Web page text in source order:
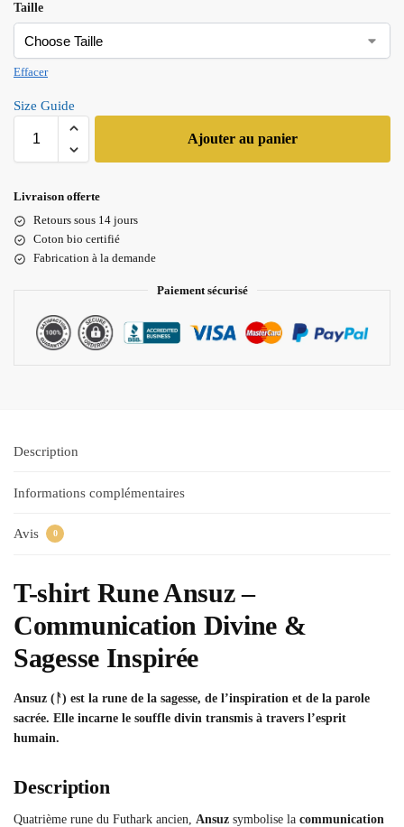
Taille
Effacer
Size Guide
Ajouter au panier
Livraison offerte
Retours sous 14 jours
Coton bio certifié
Fabrication à la demande
Paiement sécurisé
Description
Informations complémentaires
Avis 0
T-shirt Rune Ansuz –
Communication Divine &
Sagesse Inspirée
Ansuz (ᚨ) est la rune de la sagesse, de l’inspiration et de la parole
sacrée. Elle incarne le souffle divin transmis à travers l’esprit
humain.
Description
Quatrième rune du Futhark ancien, Ansuz symbolise la communication